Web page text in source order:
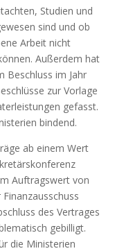
Studien und
sind und ob
Arbeit nicht
Außerdem hat
Beschluss im Jahr
zur Vorlage
gefasst.
bindend.
ab einem Wert
Auftragswert von
des Vertrages
gebilligt.
die Ministerien